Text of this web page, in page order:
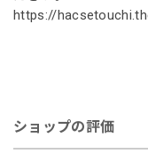
https://
ショップの評価